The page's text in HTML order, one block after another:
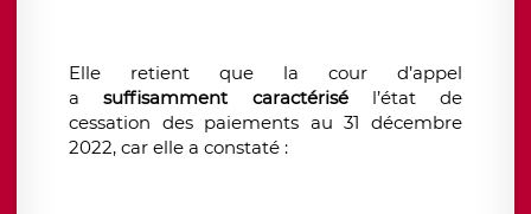
Elle retient que la cour d’appel
asuffisamment caractérisél’état de
cessation des paiements au 31 décembre
2022, car elle a constaté :